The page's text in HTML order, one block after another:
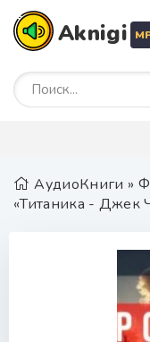
Aknigi
АудиоКниги »
«Титаника - Джек